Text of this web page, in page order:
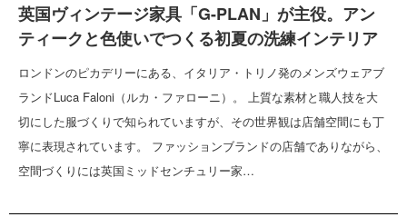
英国ヴィンテージ家具「G-PLAN」が主役。アン
ティークと色使いでつくる初夏の洗練インテリア
ロンドンのピカデリーにある、イタリア・トリノ発のメンズウェアブ
ランドLuca Faloni（ルカ・ファローニ）。 上質な素材と職人技を大
切にした服づくりで知られていますが、その世界観は店舗空間にも丁
寧に表現されています。 ファッションブランドの店舗でありながら、
空間づくりには英国ミッドセンチュリー家…